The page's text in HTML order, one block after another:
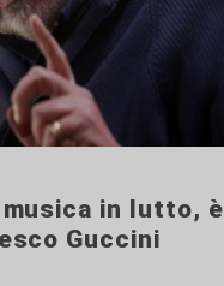
musica in lutto, è
Guccini